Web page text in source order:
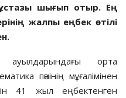
шығып отыр. Ең
жалпы еңбек өтілі
орта
пәнінің мұғалімінен
41 жыл еңбектенген